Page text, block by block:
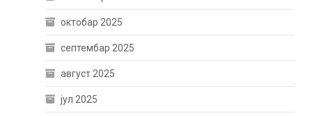
октобар 2025
септембар 2025
август 2025
јул 2025